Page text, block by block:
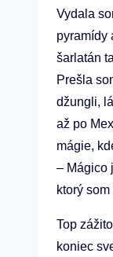
Vydala
pyramídy
šarlatán
Prešla
džungli,
až po
mágie,
– Mágico
ktorý
Top
koniec